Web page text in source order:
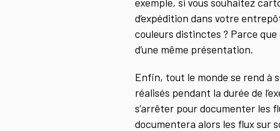
d’expédition dans votre
couleurs distinctes ? Parce
d’une même présentation.
Enfin, tout le monde se rend à
réalisés pendant la durée de
s’arrêter pour documenter les
documentera alors les flux sur